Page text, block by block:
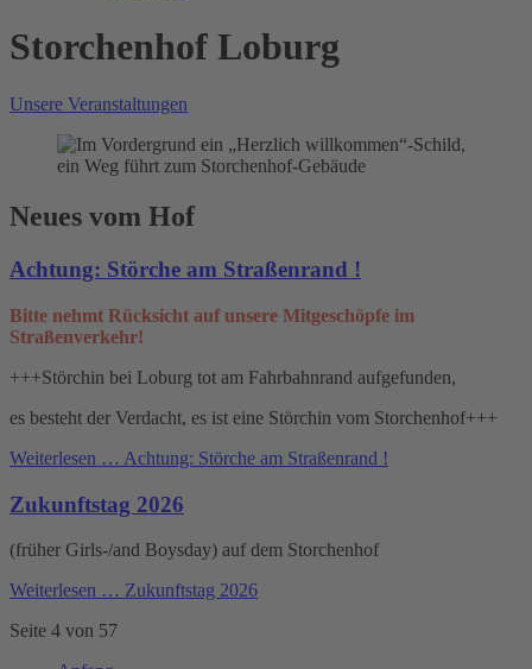
Storchenhof Loburg
Unsere Veranstaltungen
Neues vom Hof
Achtung: Störche am Straßenrand !
Bitte nehmt Rücksicht auf unsere Mitgeschöpfe im
Straßenverkehr!
+++Störchin bei Loburg tot am Fahrbahnrand aufgefunden,
es besteht der Verdacht, es ist eine Störchin vom Storchenhof+++
Weiterlesen … Achtung: Störche am Straßenrand !
Zukunftstag 2026
(früher Girls-/and Boysday) auf dem Storchenhof
Weiterlesen … Zukunftstag 2026
Seite 4 von 57